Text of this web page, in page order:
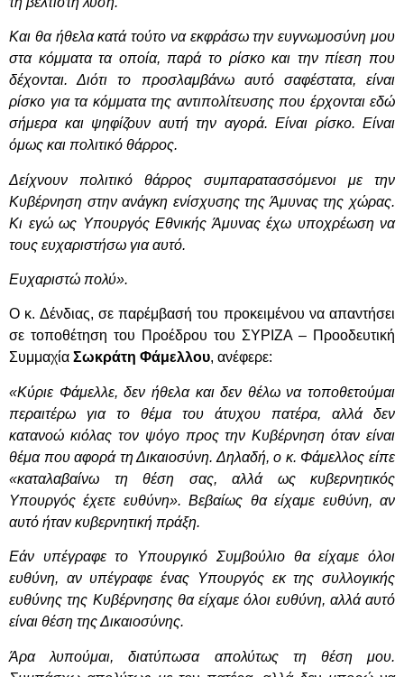
Και θα ήθελα κατά τούτο να εκφράσω την ευγνωμοσύνη μου
στα κόμματα τα οποία, παρά το ρίσκο και την πίεση που
δέχονται. Διότι το προσλαμβάνω αυτό σαφέστατα, είναι
ρίσκο για τα κόμματα της αντιπολίτευσης που έρχονται εδώ
σήμερα και ψηφίζουν αυτή την αγορά. Είναι ρίσκο. Είναι
όμως και πολιτικό θάρρος.
Δείχνουν πολιτικό θάρρος συμπαρατασσόμενοι με την
Κυβέρνηση στην ανάγκη ενίσχυσης της Άμυνας της χώρας.
Κι εγώ ως Υπουργός Εθνικής Άμυνας έχω υποχρέωση να
τους ευχαριστήσω για αυτό.
Ευχαριστώ πολύ».
Ο κ. Δένδιας, σε παρέμβασή του προκειμένου να απαντήσει
σε τοποθέτηση του Προέδρου του ΣΥΡΙΖΑ – Προοδευτική
Συμμαχία Σωκράτη Φάμελλου, ανέφερε:
«Κύριε Φάμελλε, δεν ήθελα και δεν θέλω να τοποθετούμαι
περαιτέρω για το θέμα του άτυχου πατέρα, αλλά δεν
κατανοώ κιόλας τον ψόγο προς την Κυβέρνηση όταν είναι
θέμα που αφορά τη Δικαιοσύνη. Δηλαδή, ο κ. Φάμελλος είπε
«καταλαβαίνω τη θέση σας, αλλά ως κυβερνητικός
Υπουργός έχετε ευθύνη». Βεβαίως θα είχαμε ευθύνη, αν
αυτό ήταν κυβερνητική πράξη.
Εάν υπέγραφε το Υπουργικό Συμβούλιο θα είχαμε όλοι
ευθύνη, αν υπέγραφε ένας Υπουργός εκ της συλλογικής
ευθύνης της Κυβέρνησης θα είχαμε όλοι ευθύνη, αλλά αυτό
είναι θέση της Δικαιοσύνης.
Άρα λυπούμαι, διατύπωσα απολύτως τη θέση μου.